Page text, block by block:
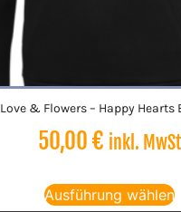
Love & Flowers – Happy Hearts
50,00€ inkl. MwSt
Ausführung wählen